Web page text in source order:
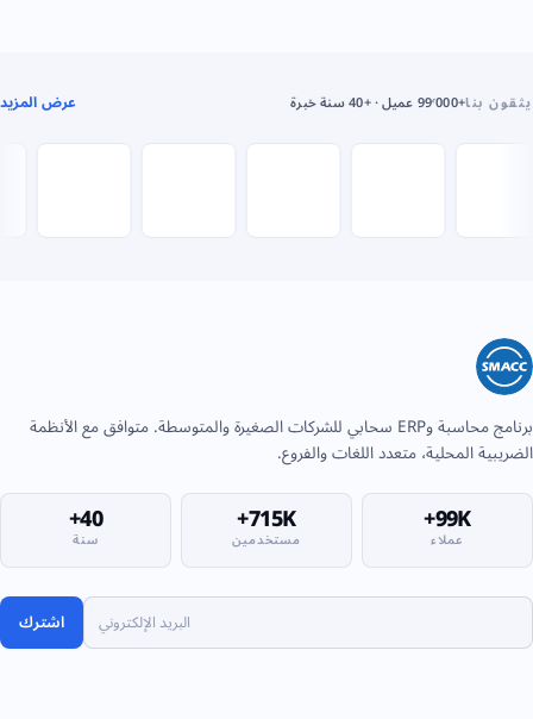
يثقون بنا+99٬000 عميل · +40 سنة خبرة عرض المزيد
برنامج محاسبة وERP سحابي للشركات الصغيرة والمتوسطة. متوافق مع الأنظمة
الضريبية المحلية، متعدد اللغات والفروع.
99K+
عملاء 715K+
مستخدمين 40+
سنة
اشترك